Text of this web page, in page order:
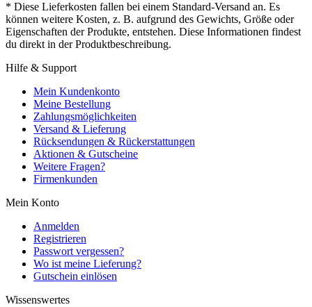
* Diese Lieferkosten fallen bei einem Standard-Versand an. Es
können weitere Kosten, z. B. aufgrund des Gewichts, Größe oder
Eigenschaften der Produkte, entstehen. Diese Informationen findest
du direkt in der Produktbeschreibung.
Hilfe & Support
Mein Kundenkonto
Meine Bestellung
Zahlungsmöglichkeiten
Versand & Lieferung
Rücksendungen & Rückerstattungen
Aktionen & Gutscheine
Weitere Fragen?
Firmenkunden
Mein Konto
Anmelden
Registrieren
Passwort vergessen?
Wo ist meine Lieferung?
Gutschein einlösen
Wissenswertes